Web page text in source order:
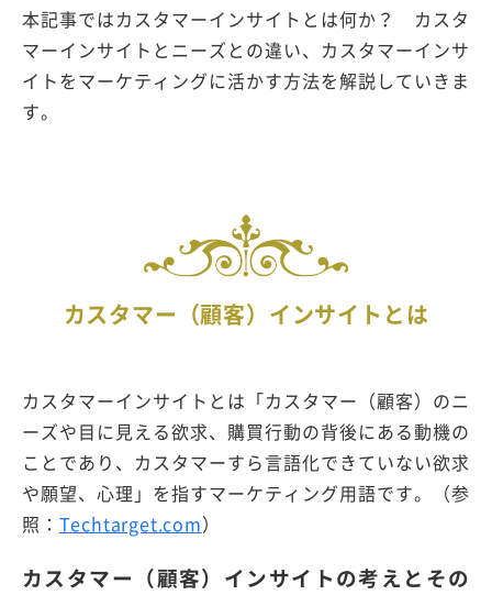
本記事ではカスタマーインサイトとは何か？ カスタ
マーインサイトとニーズとの違い、カスタマーインサ
イトをマーケティングに活かす方法を解説していきま
す。
カスタマー（顧客）インサイトとは
カスタマーインサイトとは「カスタマー（顧客）のニ
ーズや目に見える欲求、購買行動の背後にある動機の
ことであり、カスタマーすら言語化できていない欲求
や願望、心理」を指すマーケティング用語です。（参
照： Techtarget.com）
カスタマー（顧客）インサイトの考えとその